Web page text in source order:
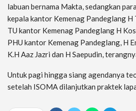
labuan bernama Makta, sedangkan
kepala kantor Kemenag Pandeglang H
TU kantor Kemenag Pandeglang H
PHU kantor Kemenag Pandeglang, H
K.H Aaz Jazri dan H Saepudin,
Untuk pagi hingga siang agendanya
setelah ISOMA dilanjutkan praktek